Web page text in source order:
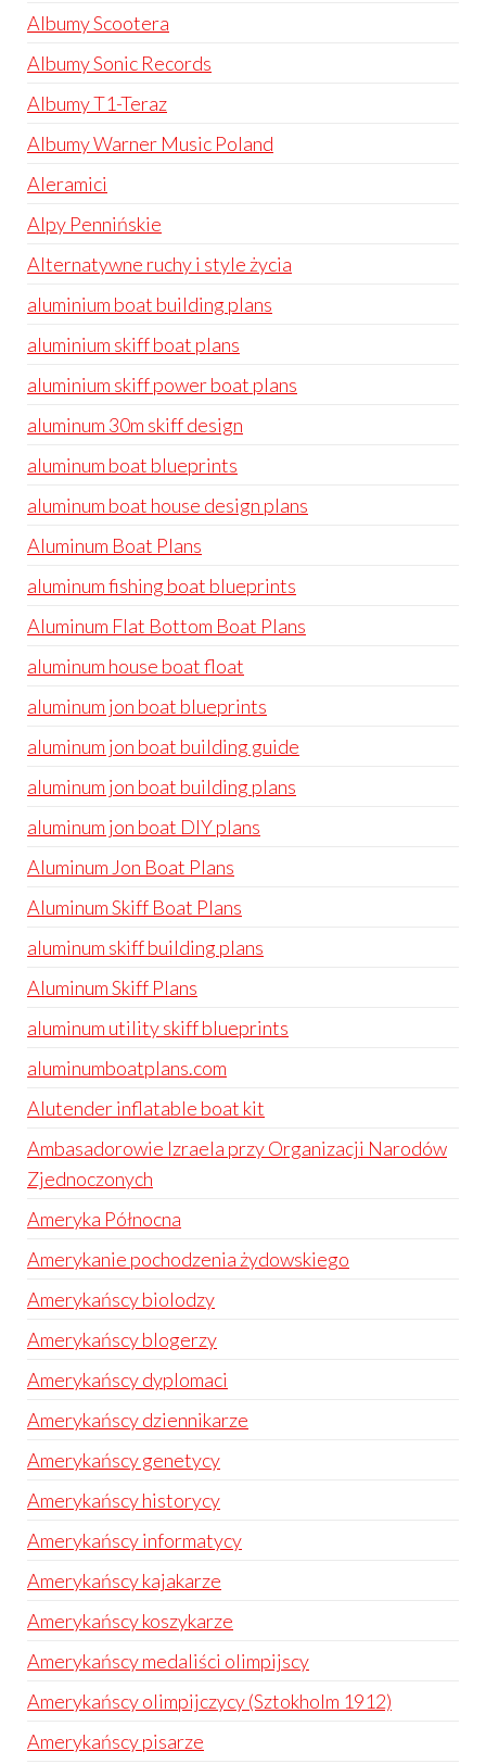
Albumy Scootera
Albumy Sonic Records
Albumy T1-Teraz
Albumy Warner Music Poland
Aleramici
Alpy Pennińskie
Alternatywne ruchy i style życia
aluminium boat building plans
aluminium skiff boat plans
aluminium skiff power boat plans
aluminum 30m skiff design
aluminum boat blueprints
aluminum boat house design plans
Aluminum Boat Plans
aluminum fishing boat blueprints
Aluminum Flat Bottom Boat Plans
aluminum house boat float
aluminum jon boat blueprints
aluminum jon boat building guide
aluminum jon boat building plans
aluminum jon boat DIY plans
Aluminum Jon Boat Plans
Aluminum Skiff Boat Plans
aluminum skiff building plans
Aluminum Skiff Plans
aluminum utility skiff blueprints
aluminumboatplans.com
Alutender inflatable boat kit
Ambasadorowie Izraela przy Organizacji Narodów
Zjednoczonych
Ameryka Północna
Amerykanie pochodzenia żydowskiego
Amerykańscy biolodzy
Amerykańscy blogerzy
Amerykańscy dyplomaci
Amerykańscy dziennikarze
Amerykańscy genetycy
Amerykańscy historycy
Amerykańscy informatycy
Amerykańscy kajakarze
Amerykańscy koszykarze
Amerykańscy medaliści olimpijscy
Amerykańscy olimpijczycy (Sztokholm 1912)
Amerykańscy pisarze